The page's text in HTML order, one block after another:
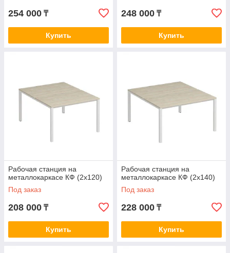
254 000 ₸
Купить
248 000 ₸
Купить
Рабочая станция на
металлокаркасе КФ (2х120)
Под заказ
208 000 ₸
Купить
Рабочая станция на
металлокаркасе КФ (2х140)
Под заказ
228 000 ₸
Купить